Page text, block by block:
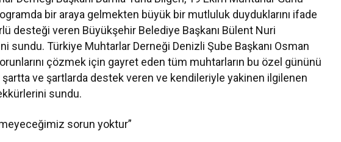
bir araya gelmekten büyük bir mutluluk duyduklarını ifade
desteği veren Büyükşehir Belediye Başkanı Bülent Nuri
sundu. Türkiye Muhtarlar Derneği Denizli Şube Başkanı Osman
çözmek için gayret eden tüm muhtarların bu özel gününü
ve şartlarda destek veren ve kendileriyle yakinen ilgilenen
sundu.
sorun yoktur”